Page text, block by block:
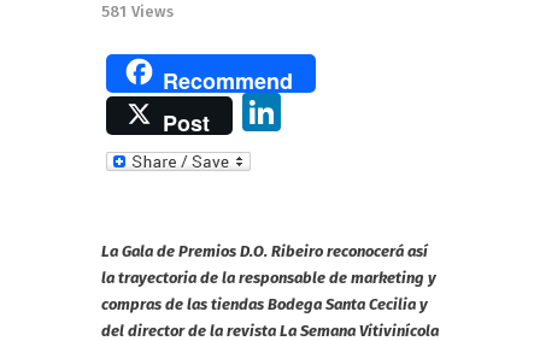
581 Views
Recommend
Post
dI
n
La Gala de Premios D.O. Ribeiro reconocerá así
la trayectoria de la responsable de marketing y
compras de las tiendas Bodega Santa Cecilia y
del director de la revista La Semana Vitivinícola